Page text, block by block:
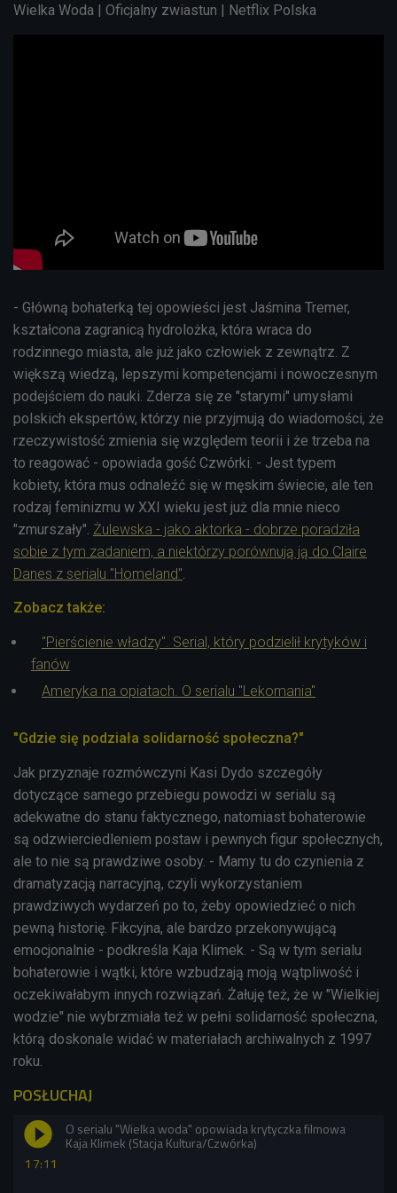
Wielka Woda | Oficjalny zwiastun | Netflix Polska
- Główną bohaterką tej opowieści jest Jaśmina Tremer,
kształcona zagranicą hydrolożka, która wraca do
rodzinnego miasta, ale już jako człowiek z zewnątrz. Z
większą wiedzą, lepszymi kompetencjami i nowoczesnym
podejściem do nauki. Zderza się ze "starymi" umysłami
polskich ekspertów, którzy nie przyjmują do wiadomości, że
rzeczywistość zmienia się względem teorii i że trzeba na
to reagować - opowiada gość Czwórki. - Jest typem
kobiety, która mus odnaleźć się w męskim świecie, ale ten
rodzaj feminizmu w XXI wieku jest już dla mnie nieco
"zmurszały". Żulewska - jako aktorka - dobrze poradziła
sobie z tym zadaniem, a niektórzy porównują ją do Claire
Danes z serialu "Homeland".
Zobacz także:
"Pierścienie władzy". Serial, który podzielił krytyków i
fanów
Ameryka na opiatach. O serialu "Lekomania"
"Gdzie się podziała solidarność społeczna?"
Jak przyznaje rozmówczyni Kasi Dydo szczegóły
dotyczące samego przebiegu powodzi w serialu są
adekwatne do stanu faktycznego, natomiast bohaterowie
są odzwierciedleniem postaw i pewnych figur społecznych,
ale to nie są prawdziwe osoby. - Mamy tu do czynienia z
dramatyzacją narracyjną, czyli wykorzystaniem
prawdziwych wydarzeń po to, żeby opowiedzieć o nich
pewną historię. Fikcyjna, ale bardzo przekonywującą
emocjonalnie - podkreśla Kaja Klimek. - Są w tym serialu
bohaterowie i wątki, które wzbudzają moją wątpliwość i
oczekiwałabym innych rozwiązań. Żałuję też, że w "Wielkiej
wodzie" nie wybrzmiała też w pełni solidarność społeczna,
którą doskonale widać w materiałach archiwalnych z 1997
roku.
POSŁUCHAJ
17:11
O serialu "Wielka woda" opowiada krytyczka filmowa
Kaja Klimek (Stacja Kultura/Czwórka)